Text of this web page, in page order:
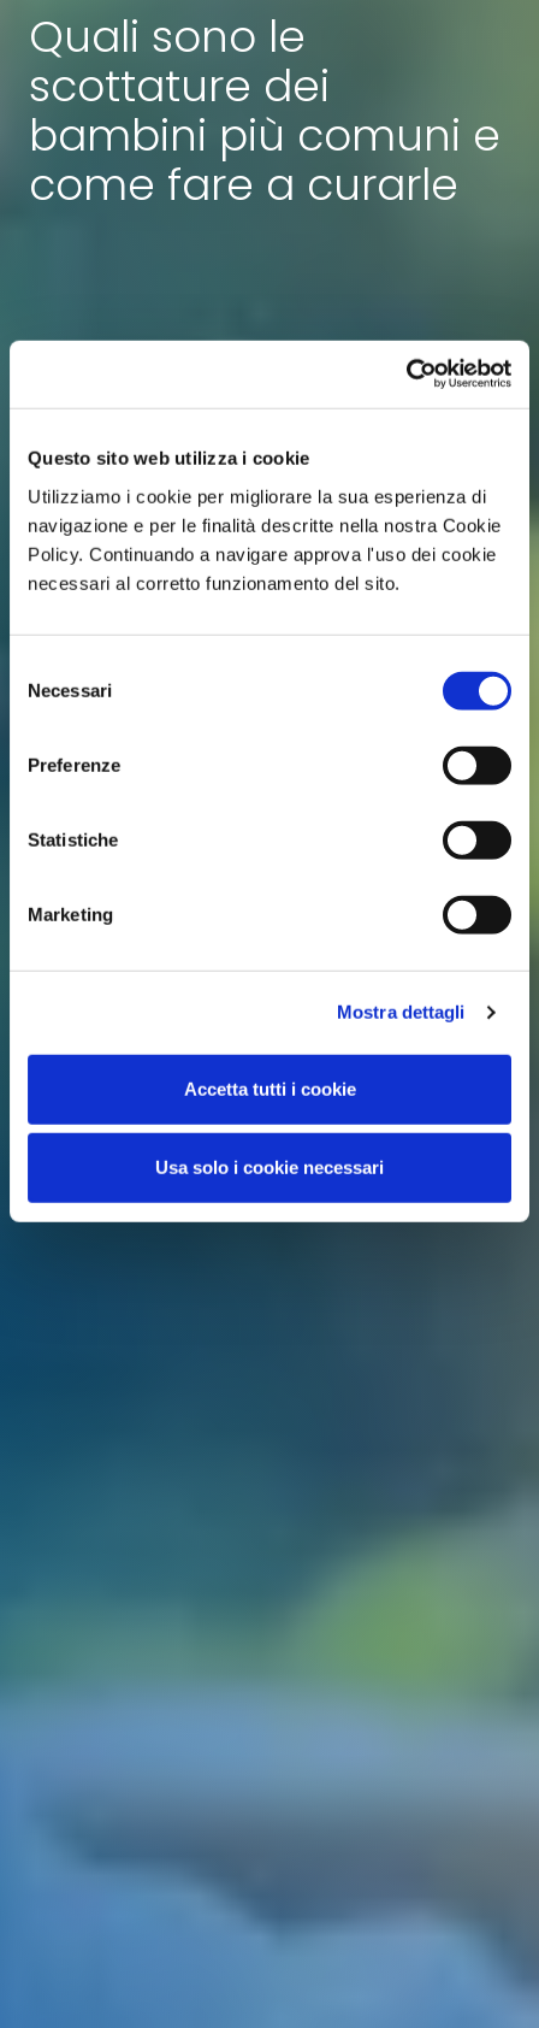
Questo sito web utilizza i cookie
Utilizziamo i cookie per migliorare la sua esperienza di
navigazione e per le finalità descritte nella nostra Cookie
Policy. Continuando a navigare approva l'uso dei cookie
necessari al corretto funzionamento del sito.
delNecessari
Preferenze
Statistiche
Marketing
Mostra dettagli
Accetta tutti i cookie
Usa solo i cookie necessari
Quali sono le
scottature dei
bambini più comuni e
come fare a curarle